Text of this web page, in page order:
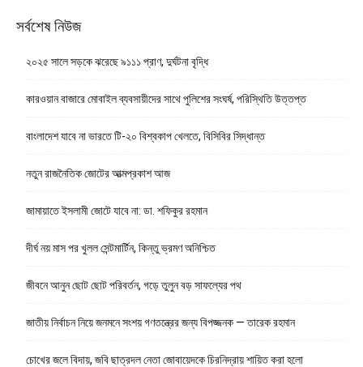
সর্বশেষ নিউজ
২০২৫ সালে সড়কে ঝরেছে ৯১১১ প্রাণ, দুর্ঘটনা বৃদ্ধি
কারওয়ান বাজারে মোবাইল ব্যবসায়ীদের সাথে পুলিশের সংঘর্ষ, পরিস্থিতি উত্তপ্ত
বাংলাদেশ যাবে না ভারতে টি-২০ বিশ্বকাপ খেলতে, বিসিবির সিদ্ধান্ত
নতুন রাজনৈতিক জোটের আত্মপ্রকাশ আজ
জামায়াতে ইসলামী জোটে যাবে না: ডা. শফিকুর রহমান
দীর্ঘ নয় মাস পর খুলল সেন্টমার্টিন, কিন্তু ভ্রমণ অনিশ্চিত
জীবনে আনুন ছোট ছোট পরিবর্তন, গড়ে তুলুন বড় সাফল্যের পথ
জাতীয় নির্বাচন নিয়ে জনমনে সংশয় গণতন্ত্রের জন্য বিপজ্জনক — তারেক রহমান
চোখের জলে বিদায়, জবি ছাত্রদল নেতা জোবায়েদকে চিরনিদ্রায় শায়িত করা হলো